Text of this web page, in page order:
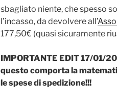
sbagliato niente, che spesso
l’incasso, da devolvere all’
177,50€ (quasi sicuramente
IMPORTANTE EDIT 17/01/
questo comporta la
le spese di spedizione!!!